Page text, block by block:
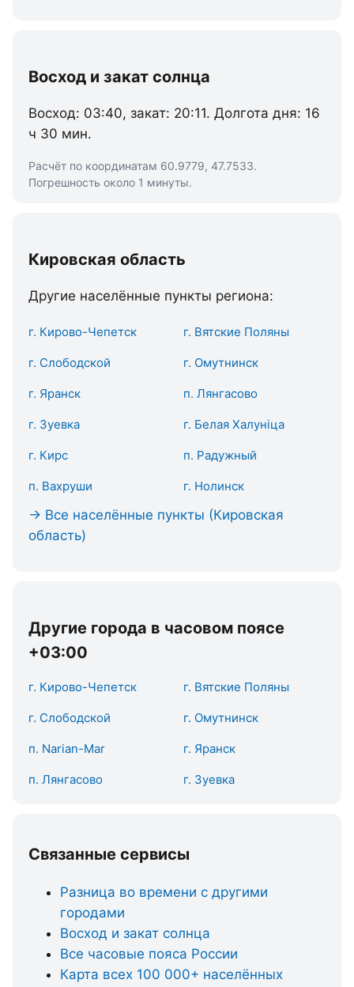
Восход и закат солнца
Восход: 03:40, закат: 20:11. Долгота дня: 16
ч 30 мин.
Расчёт по координатам 60.9779, 47.7533.
Погрешность около 1 минуты.
Кировская область
Другие населённые пункты региона:
г. Кирово-Чепетск г. Вятские Поляны
г. Слободской г. Омутнинск
г. Яранск п. Лянгасово
г. Зуевка г. Белая Халуніца
г. Кирс п. Радужный
п. Вахруши г. Нолинск
→ Все населённые пункты (Кировская
область)
Другие города в часовом поясе
+03:00
г. Кирово-Чепетск г. Вятские Поляны
г. Слободской г. Омутнинск
п. Narian-Mar г. Яранск
п. Лянгасово г. Зуевка
Связанные сервисы
Разница во времени с другими
городами
Восход и закат солнца
Все часовые пояса России
Карта всех 100 000+ населённых